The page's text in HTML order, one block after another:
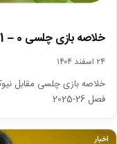
خلاصه بازی چلسی 0 – 1 نیوکسل (لیگ برتر انگلیس)
۲۴ اسفند ۱۴۰۴
خلاصه بازی چلسی مقابل
فصل 26-2025
اخبار